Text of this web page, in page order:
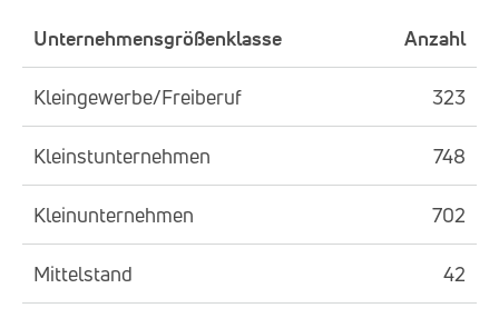
Unternehmensgrößenklasse Anzahl
Kleingewerbe/Freiberuf 323
Kleinstunternehmen 748
Kleinunternehmen 702
Mittelstand 42